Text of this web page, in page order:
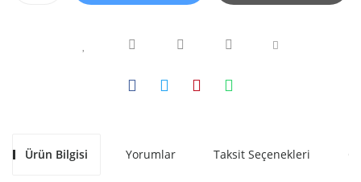
Ürün Bilgisi Yorumlar Taksit Seçenekleri